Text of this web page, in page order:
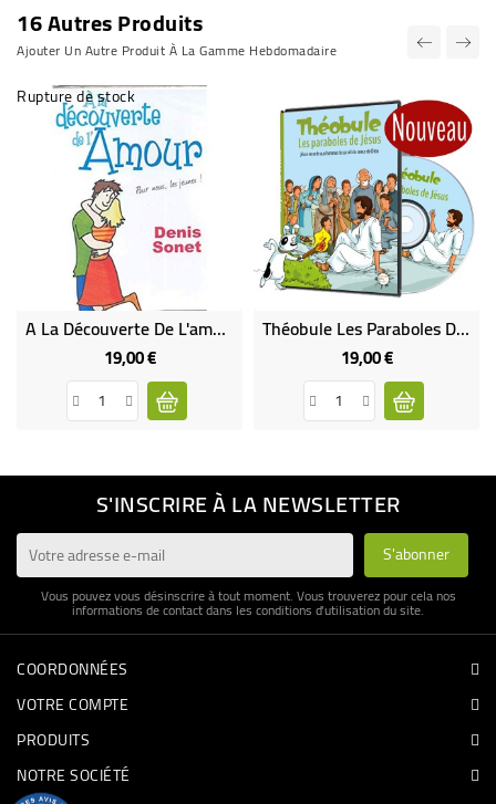
16 Autres Produits
Ajouter Un Autre Produit À La Gamme Hebdomadaire
Rupture de stock
A La Découverte De L'amour
19,00 €Prix
Théobule Les Paraboles De Jésus
19,00 €Prix
S'INSCRIRE À LA NEWSLETTER
Vous pouvez vous désinscrire à tout moment. Vous trouverez pour cela nos
informations de contact dans les conditions d'utilisation du site.
COORDONNÉES
VOTRE COMPTE
PRODUITS
NOTRE SOCIÉTÉ